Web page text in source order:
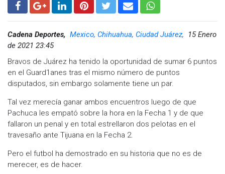
Cadena Deportes, Mexico, Chihuahua, Ciudad Juárez,
15 Enero
de 2021 23:45
Bravos de Juárez ha tenido la oportunidad de sumar 6 puntos
en el Guard1anes tras el mismo número de puntos
disputados, sin embargo solamente tiene un par.
Tal vez merecía ganar ambos encuentros luego de que
Pachuca les empató sobre la hora en la Fecha 1 y de que
fallaron un penal y en total estrellaron dos pelotas en el
travesaño ante Tijuana en la Fecha 2.
Pero el futbol ha demostrado en su historia que no es de
merecer, es de hacer.